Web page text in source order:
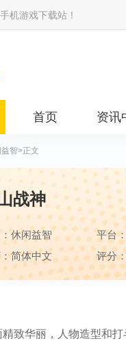
机游戏下载站！
首页 资讯
智>正文
战神
休闲益智
平台
简体中文
评分
致华丽，人物造型和